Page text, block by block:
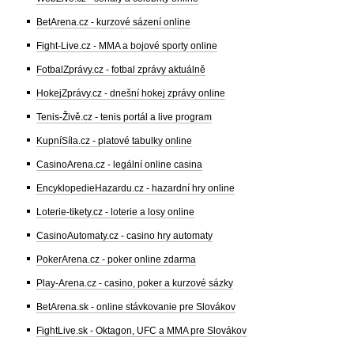
BetArena.cz - kurzové sázení online
Fight-Live.cz - MMA a bojové sporty online
FotbalZprávy.cz - fotbal zprávy aktuálně
HokejZprávy.cz - dnešní hokej zprávy online
Tenis-Živě.cz - tenis portál a live program
KupníSíla.cz - platové tabulky online
CasinoArena.cz - legální online casina
EncyklopedieHazardu.cz - hazardní hry online
Loterie-tikety.cz - loterie a losy online
CasinoAutomaty.cz - casino hry automaty
PokerArena.cz - poker online zdarma
Play-Arena.cz - casino, poker a kurzové sázky
BetArena.sk - online stávkovanie pre Slovákov
FightLive.sk - Oktagon, UFC a MMA pre Slovákov